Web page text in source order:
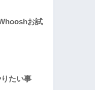
お試
たい事